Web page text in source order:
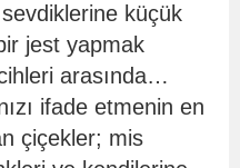
küçük
jest yapmak
arasında…
ifade etmenin en
çiçekler; mis